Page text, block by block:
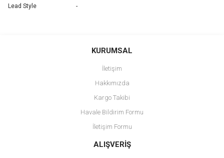
Lead Style
-
Bu ürüne ilk yorumu siz yapın!
Ürün resmi kalitesiz, bozuk veya görüntülenemiyor.
Ürün açıklamasında eksik bilgiler bulunuyor.
Ürün bilgilerinde hatalar bulunuyor.
Ürün fiyatı diğer sitelerden daha pahalı.
Bu ürüne benzer farklı alternatifler olmalı.
KURUMSAL
İletişim
Hakkımızda
Kargo Takibi
Havale Bildirim Formu
İletişim Formu
ALIŞVERİŞ